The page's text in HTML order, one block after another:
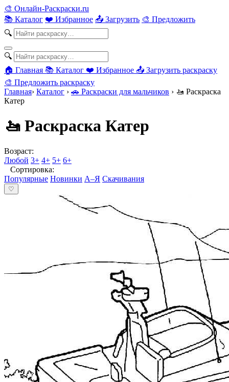
🎨 Онлайн-Раскраски.ru
📚 Каталог ❤️ Избранное 📤 Загрузить 🎨 Предложить
🔍
🔍
🏠 Главная 📚 Каталог ❤️ Избранное 📤 Загрузить раскраску
🎨 Предложить раскраску
Главная› Каталог › 🚗 Раскраски для мальчиков › 🚤 Раскраска
Катер
🚤 Раскраска Катер
Возраст:
Любой 3+ 4+ 5+ 6+
Сортировка:
Популярные Новинки А–Я Скачивания
♡